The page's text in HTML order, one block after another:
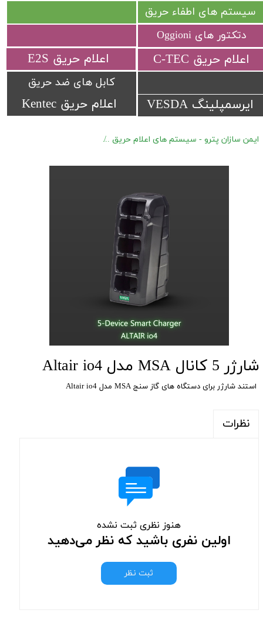
اعلام حریق Kentec
​اعلام حریق C-TEC​​​​​​​ ​اعلام حریق E2S
ایرسمپلینگ VESDA
سیستم های اطفاء حریق
کابل های ضد حریق
دتکتور های Oggioni
ایمن سازان پترو - سیستم های اعلام حریق
شارژر 5 کانال MSA مدل Altair io4
استند شارژر برای دستگاه های گاز سنج MSA مدل Altair io4
نظرات
هنوز نظری ثبت نشده
اولین نفری باشید که نظر می‌دهید
ثبت نظر